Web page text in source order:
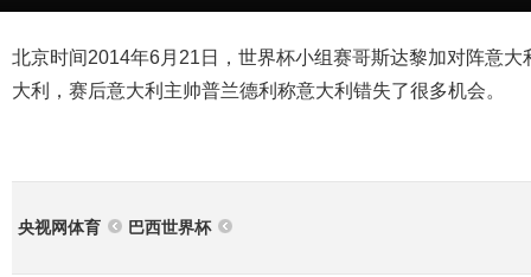
北京时间2014年6月21日，世界杯小组赛哥斯达黎加对阵意
大利，赛后意大利主帅普兰德利称意大利错失了很多机会。
央视网体育 巴西世界杯